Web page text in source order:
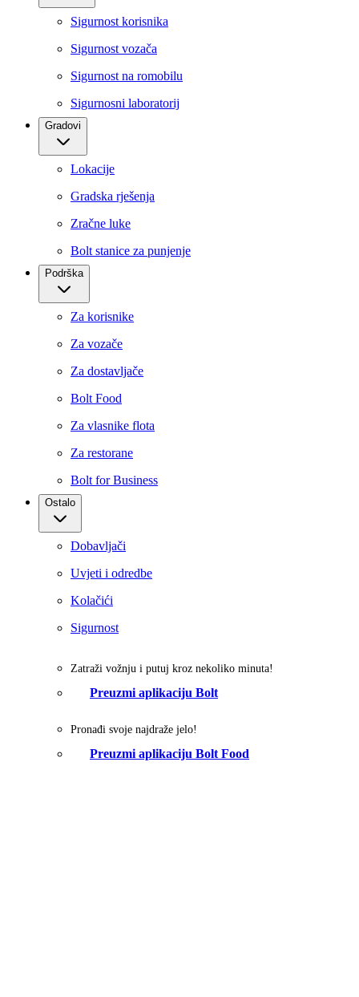
Sigurnost korisnika
Sigurnost vozača
Sigurnost na romobilu
Sigurnosni laboratorij
Gradovi
Lokacije
Gradska rješenja
Zračne luke
Bolt stanice za punjenje
Podrška
Za korisnike
Za vozače
Za dostavljače
Bolt Food
Za vlasnike flota
Za restorane
Bolt for Business
Ostalo
Dobavljači
Uvjeti i odredbe
Kolačići
Sigurnost
Zatraži vožnju i putuj kroz nekoliko minuta!
Preuzmi aplikaciju Bolt
Pronađi svoje najdraže jelo!
Preuzmi aplikaciju Bolt Food